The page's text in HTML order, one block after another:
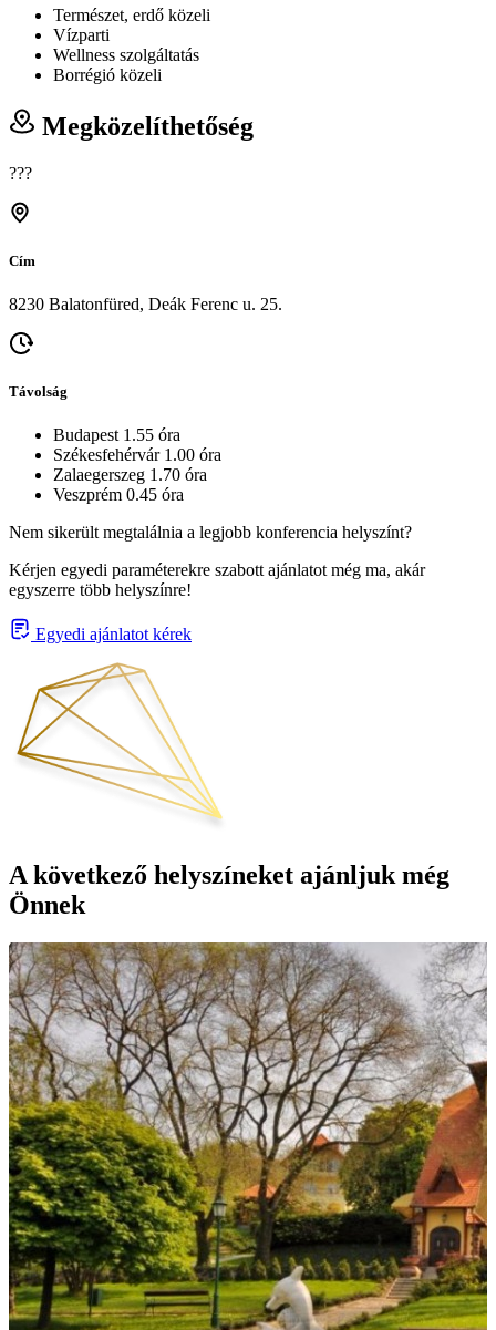
Természet, erdő közeli
Vízparti
Wellness szolgáltatás
Borrégió közeli
Megközelíthetőség
???
Cím
8230 Balatonfüred, Deák Ferenc u. 25.
Távolság
Budapest 1.55 óra
Székesfehérvár 1.00 óra
Zalaegerszeg 1.70 óra
Veszprém 0.45 óra
Nem sikerült megtalálnia a legjobb konferencia helyszínt?
Kérjen egyedi paraméterekre szabott ajánlatot még ma, akár
egyszerre több helyszínre!
Egyedi ajánlatot kérek
A következő helyszíneket ajánljuk még
Önnek